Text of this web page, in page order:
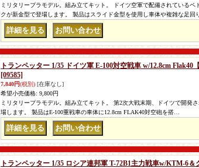
ミリタリープラモデル。組み立てキット。 ドイツ空軍で配備されている
クが新金型で登場します。 製品はスライド金型を使用し車体や複雑な足回
トランペッター 1/35 ドイツ軍 E-100対空戦車 w/12.8cm Flak40
[09585]
7,840円(税別) [在庫なし]
希望小売価格: 9,800円
ミリタリープラモデル。組み立てキット。 第2次大戦末期、ドイツで開発
場します。 製品はE-100重戦車の車体に12.8cm FLAK40対空砲を搭…
トランペッター 1/35 ロシア連邦軍 T-72B1主力戦車w/KTM-6